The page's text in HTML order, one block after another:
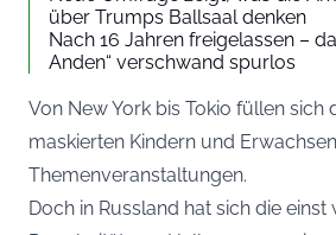
über Trumps Ballsaal denken
Nach 16 Jahren freigelassen –
Anden“ verschwand spurlos
Von New York bis Tokio füllen sich
maskierten Kindern und
Themenveranstaltungen.
Doch in Russland hat sich die einst